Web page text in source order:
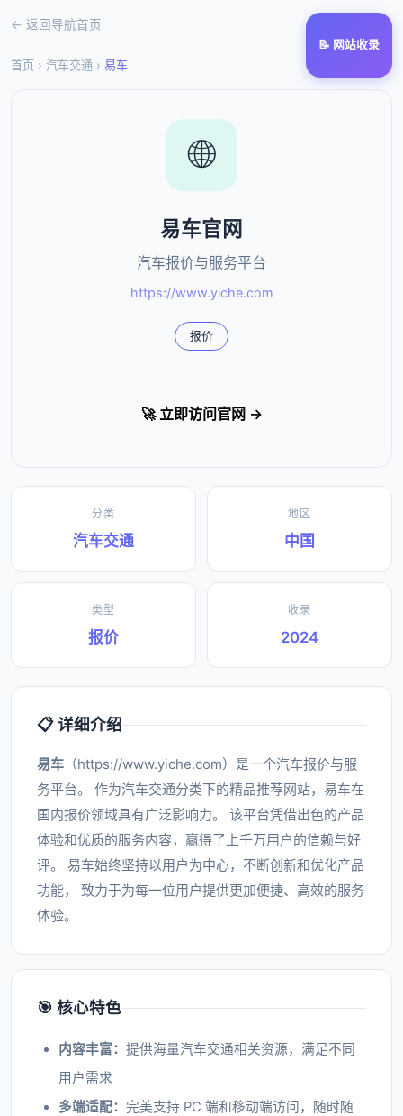
📝 网站收录
← 返回导航首页
首页 › 汽车交通 › 易车
🌐
易车官网
汽车报价与服务平台
https://www.yiche.com
报价
🚀 立即访问官网 →
分类
汽车交通
地区
中国
类型
报价
收录
2024
📋 详细介绍
易车 （https://www.yiche.com）是一个汽车报价与服
务平台。 作为汽车交通分类下的精品推荐网站，易车在
国内报价领域具有广泛影响力。 该平台凭借出色的产品
体验和优质的服务内容，赢得了上千万用户的信赖与好
评。 易车始终坚持以用户为中心，不断创新和优化产品
功能， 致力于为每一位用户提供更加便捷、高效的服务
体验。
🎯 核心特色
内容丰富： 提供海量汽车交通相关资源，满足不同
用户需求
多端适配： 完美支持 PC 端和移动端访问，随时随